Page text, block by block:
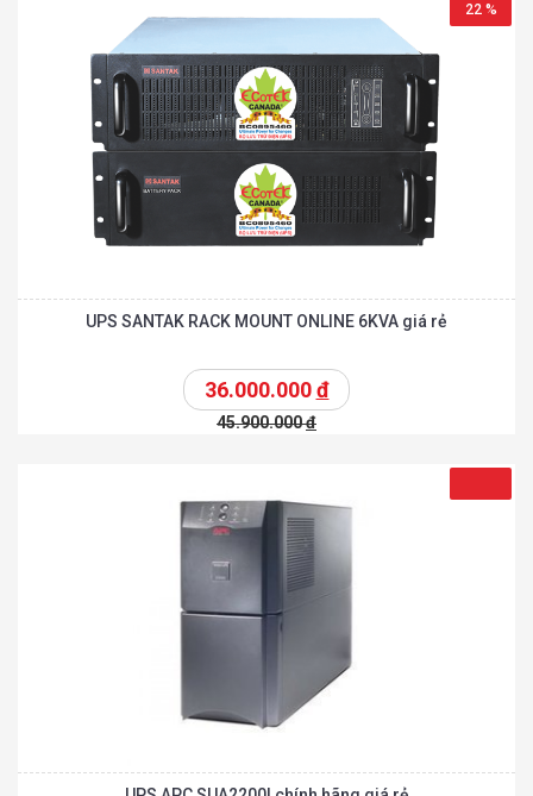
22 %
UPS SANTAK RACK MOUNT ONLINE 6KVA giá rẻ
36.000.000đ
45.900.000đ